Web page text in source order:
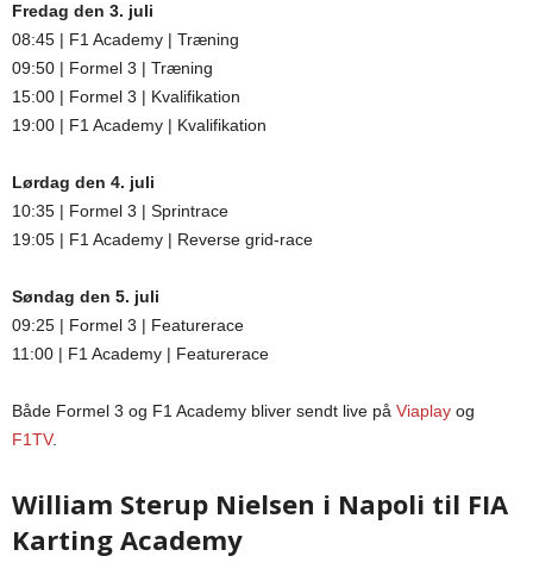
Fredag den 3. juli
08:45 | F1 Academy | Træning
09:50 | Formel 3 | Træning
15:00 | Formel 3 | Kvalifikation
19:00 | F1 Academy | Kvalifikation
Lørdag den 4. juli
10:35 | Formel 3 | Sprintrace
19:05 | F1 Academy | Reverse grid-race
Søndag den 5. juli
09:25 | Formel 3 | Featurerace
11:00 | F1 Academy | Featurerace
Både Formel 3 og F1 Academy bliver sendt live på Viaplay og
F1TV.
William Sterup Nielsen i Napoli til FIA
Karting Academy